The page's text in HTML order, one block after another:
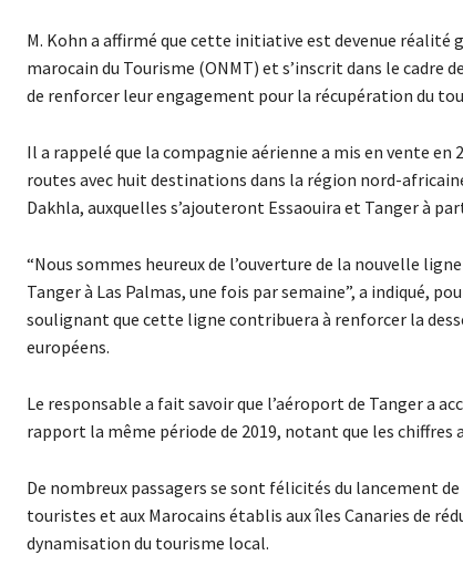
M. Kohn a affirmé que cette initiative est devenue
marocain du Tourisme (ONMT) et s’inscrit dans le cadre
de renforcer leur engagement pour la récupération du
Il a rappelé que la compagnie aérienne a mis en vente en
routes avec huit destinations dans la région nord-
Dakhla, auxquelles s’ajouteront Essaouira et Tanger à
“Nous sommes heureux de l’ouverture de la nouvelle
Tanger à Las Palmas, une fois par semaine”, a indiqué,
soulignant que cette ligne contribuera à renforcer la
européens.
Le responsable a fait savoir que l’aéroport de Tanger a
rapport la même période de 2019, notant que les
De nombreux passagers se sont félicités du lancement
touristes et aux Marocains établis aux îles Canaries de
dynamisation du tourisme local.